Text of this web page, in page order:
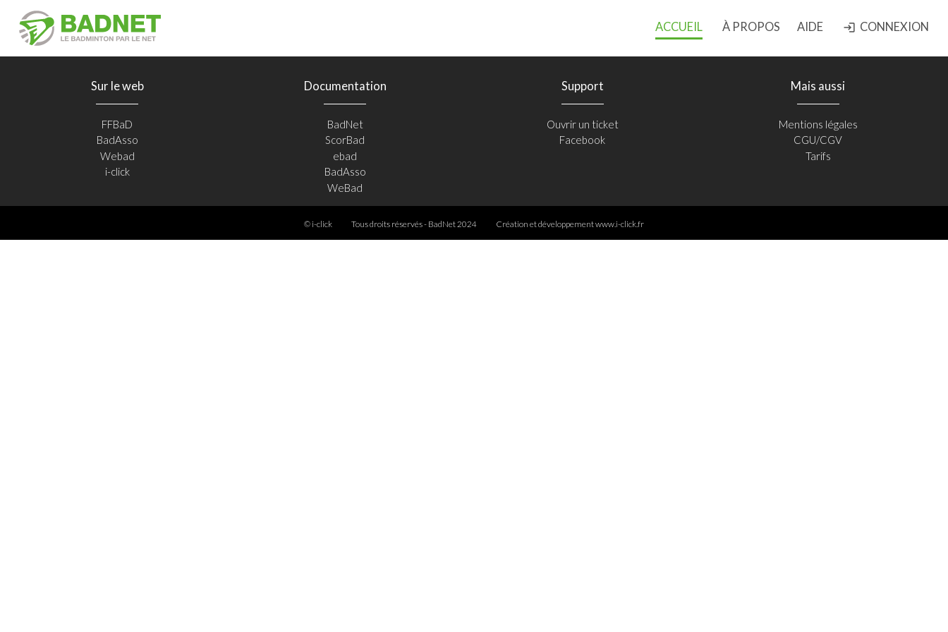
ACCUEIL À PROPOS AIDE login CONNEXION
Sur le web
FFBaD
BadAsso
Webad
i-click
Documentation
BadNet
ScorBad
ebad
BadAsso
WeBad
Support
Ouvrir un ticket
Facebook
Mais aussi
Mentions légales
CGU/CGV
Tarifs
© i-click Tous droits réservés - BadNet 2024 Création et développementwww.i-click.fr